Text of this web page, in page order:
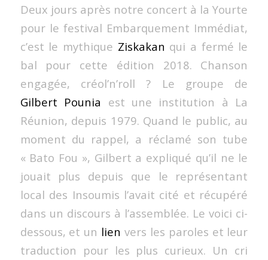
Deux jours après notre concert à la Yourte
pour le festival Embarquement Immédiat,
c’est le mythique Ziskakan qui a fermé le
bal pour cette édition 2018. Chanson
engagée, créol’n’roll ? Le groupe de
Gilbert Pounia est une institution à La
Réunion, depuis 1979. Quand le public, au
moment du rappel, a réclamé son tube
« Bato Fou », Gilbert a expliqué qu’il ne le
jouait plus depuis que le représentant
local des Insoumis l’avait cité et récupéré
dans un discours à l’assemblée. Le voici ci-
dessous, et un lien vers les paroles et leur
traduction pour les plus curieux. Un cri